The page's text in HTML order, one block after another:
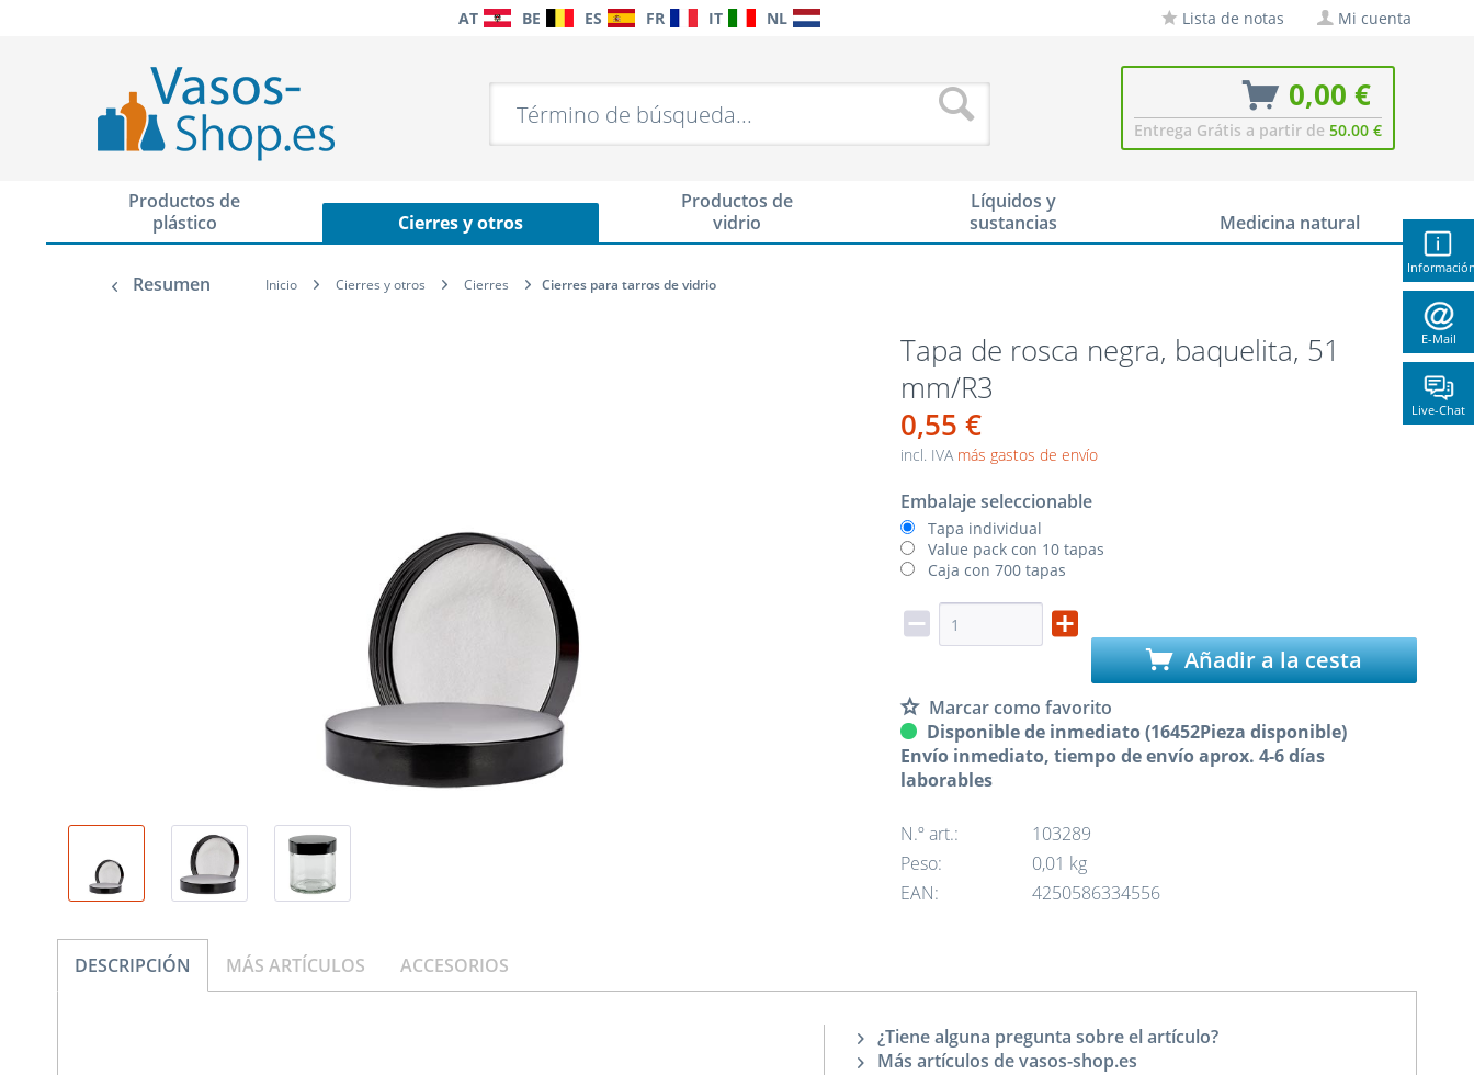
E-Mail
Live-Chat
AT BE ES FR IT NL Lista de notas Mi cuenta
0,00 €
Entrega Grátis a partir de 50.00 €
Productos de
plástico
Cierres y otros
Productos de
vidrio
Líquidos y
sustancias
Medicina natural
Resumen Inicio Cierres y otros Cierres Cierres para tarros de vidrio
Tapa de rosca negra, baquelita, 51
mm/R3
0,55 €
incl. IVA más gastos de envío
Embalaje seleccionable
Tapa individual
Value pack con 10 tapas
Caja con 700 tapas
Añadir a la cesta
Marcar como favorito
Disponible de inmediato (16452Pieza disponible)
Envío inmediato, tiempo de envío aprox. 4-6 días
laborables
N.º art.:
103289
Peso:
0,01 kg
EAN:
4250586334556
DESCRIPCIÓN MÁS ARTÍCULOS ACCESORIOS
¿Tiene alguna pregunta sobre el artículo?
Más artículos de vasos-shop.es